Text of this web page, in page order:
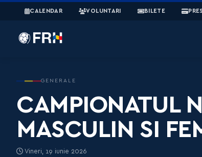
CALENDAR VOLUNTARI BILETE
GENERALE
CAMPIONATUL
MASCULIN SI
Vineri, 19 iunie 2026